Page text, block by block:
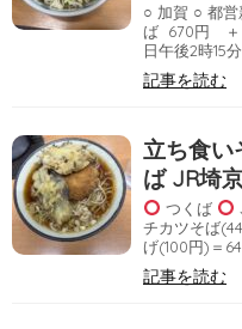
○ 加賀 ○ 都営
ば 670円 ＋
日午後2時15分
記事を読む
立ち食い
ば JR埼
つくば
チカツそば
げ(100円)＝
記事を読む